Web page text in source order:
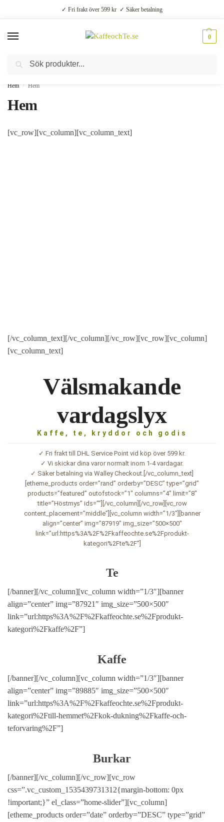
✓ Fri frakt över 599 kr ✓ Säker betalning
0
Välsmakande vardagslyx –
Hem / Hem
Hem
[vc_row][vc_column][vc_column_text]
[/vc_column_text][/vc_column][/vc_row][vc_row][vc_column]
[vc_column_text]
Välsmakande
vardagslyx
Kaffe, te, kryddor och godis
✓ Fri frakt till DHL Service Point vid köp över 599 kr.
✓ Vi skickar dina varor normalt inom 1-4 vardagar.
✓ Säker betalning via Walley Checkout.[/vc_column_text]
[etheme_products order=”rand” orderby=”DESC” type=”grid”
products=”featured” outofstock=”1″ columns=”4″ limit=”8″
title=”Höstmys” ids=””][/vc_column][/vc_row][vc_row
content_placement=”middle”][vc_column width=”1/3″][banner
align=”center” img=”87919″ img_size=”500×500″
link=”url:https%3A%2F%2Fkaffeochte.se%2Fprodukt-
kategori%2Fte%2F”]
Te
[/banner][/vc_column][vc_column width=”1/3″][banner
align=”center” img=”87921″ img_size=”500×500″
link=”url:https%3A%2F%2Fkaffeochte.se%2Fprodukt-
kategori%2Fkaffe%2F”]
Kaffe
[/banner][/vc_column][vc_column width=”1/3″][banner
align=”center” img=”89885″ img_size=”500×500″
link=”url:https%3A%2F%2Fkaffeochte.se%2Fprodukt-
kategori%2Ftill-hemmet%2Fkok-dukning%2Fkaffe-och-
teforvaring%2F”]
Burkar
[/banner][/vc_column][/vc_row][vc_row
css=”.vc_custom_1535439731312{margin-bottom: 0px
!important;}” el_class=”home-slider”][vc_column]
[etheme_products order=”date” orderby=”DESC” type=”grid”